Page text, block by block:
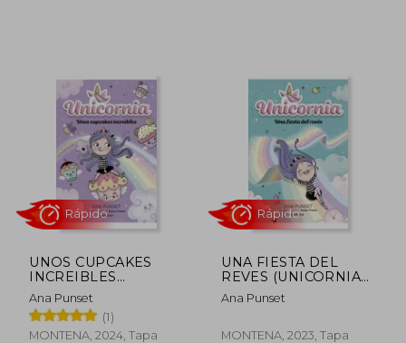
$ 23.440
UNOS CUPCAKES
INCREIBLES
(UNICORNIA 4)
Ana Punset
(1)
MONTENA, 2024, Tapa
UNA FIESTA DEL
REVES (UNICORNIA
2)
Ana Punset
MONTENA, 2023, Tapa